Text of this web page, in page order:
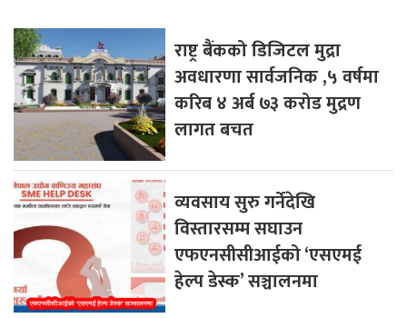
राष्ट्र बैंकको डिजिटल मुद्रा
अवधारणा सार्वजनिक ,५ वर्षमा
करिब ४ अर्ब ७३ करोड मुद्रण
लागत बचत
व्यवसाय सुरु गर्नेदेखि
विस्तारसम्म सघाउन
एफएनसीसीआईको ‘एसएमई
हेल्प डेस्क’ सञ्चालनमा